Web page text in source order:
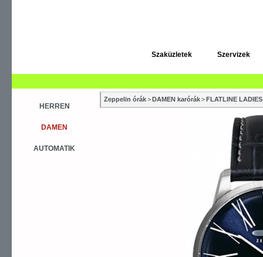
Szaküzletek Szervizek
HERREN
DAMEN
AUTOMATIK
Zeppelin órák>DAMEN karórák>FLATLINE LADIES